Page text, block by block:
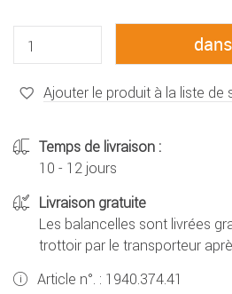
Ajouter le produit à la liste de
Temps de livraison :
10 - 12 jours
Livraison gratuite
Les balancelles sont livrées
trottoir par le transporteur
Article n°. : 1940.374.41